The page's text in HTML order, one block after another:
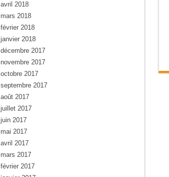
avril 2018
mars 2018
février 2018
janvier 2018
décembre 2017
novembre 2017
octobre 2017
septembre 2017
août 2017
juillet 2017
juin 2017
mai 2017
avril 2017
mars 2017
février 2017